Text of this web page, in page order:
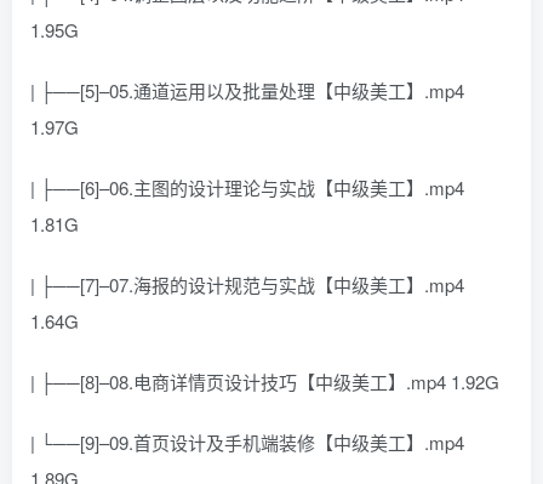
1.95G
| ├──[5]–05.通道运用以及批量处理【中级美工】.mp4
1.97G
| ├──[6]–06.主图的设计理论与实战【中级美工】.mp4
1.81G
| ├──[7]–07.海报的设计规范与实战【中级美工】.mp4
1.64G
| ├──[8]–08.电商详情页设计技巧【中级美工】.mp4 1.92G
| └──[9]–09.首页设计及手机端装修【中级美工】.mp4
1.89G